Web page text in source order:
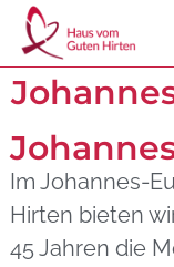
Im Johannes-
Hirten bieten
45 Jahren die